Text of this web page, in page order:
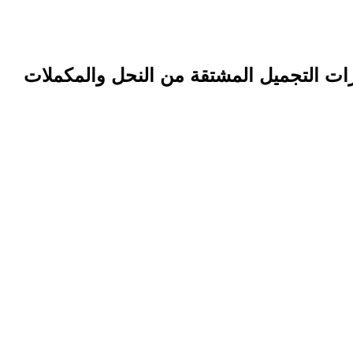
التجميل المشتقة من النحل والمكملات